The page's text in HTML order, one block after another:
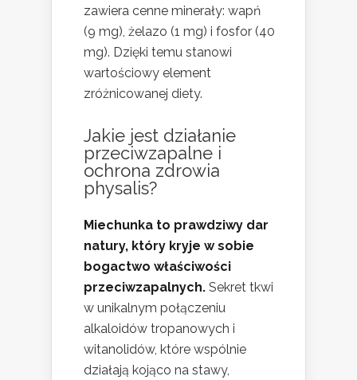
zawiera cenne minerały: wapń
(9 mg), żelazo (1 mg) i fosfor (40
mg). Dzięki temu stanowi
wartościowy element
zróżnicowanej diety.
Jakie jest działanie
przeciwzapalne i
ochrona zdrowia
physalis?
Miechunka to prawdziwy dar
natury, który kryje w sobie
bogactwo właściwości
przeciwzapalnych. Sekret tkwi
w unikalnym połączeniu
alkaloidów tropanowych i
witanolidów, które wspólnie
działają kojąco na stawy,